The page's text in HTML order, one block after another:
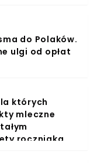
do Polaków.
ulgi od opłat
których
mleczne
roczniaka